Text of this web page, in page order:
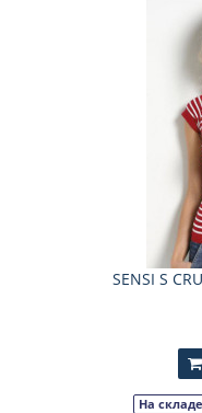
SENSI S
На складе